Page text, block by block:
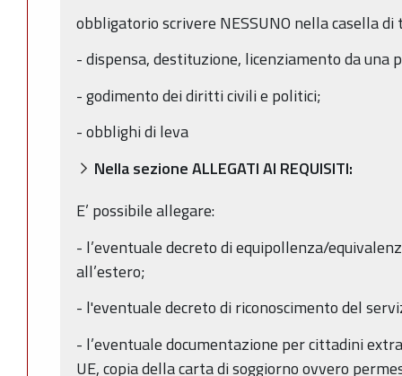
obbligatorio scrivere NESSUNO nella casella
- dispensa, destituzione, licenziamento da una
- godimento dei diritti civili e politici;
- obblighi di leva
Nella sezione ALLEGATI AI REQUISITI:
E’ possibile allegare:
- l’eventuale decreto di equipollenza/
all’estero;
- l'eventuale decreto di riconoscimento del
- l’eventuale documentazione per cittadini
UE, copia della carta di soggiorno ovvero